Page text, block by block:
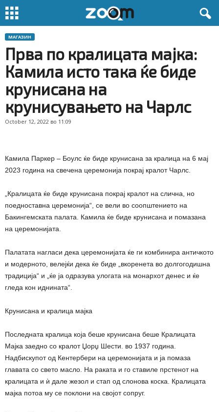
МАГАЗИН
Прва по кралицата мајка:
Камила исто така ќе биде
крунисана на
крунисувањето на Чарлс
October 12, 2022 во 11:09
Камила Паркер – Боулс ќе биде крунисана за кралица на 6 мај
2023 година на свечена церемонија покрај кралот Чарлс.
„Кралицата ќе биде крунисана покрај кралот на слична, но
поедноставна церемонија“, се вели во соопштението на
Бакингемската палата. Камила ќе биде крунисана и помазана
на церемонијата.
Палатата нагласи дека церемонијата ќе ги комбинира античкото
и модерното, велејќи дека ќе биде „вкоренета во долгогодишна
традиција“ и „ќе ја одразува улогата на монархот денес и ќе
гледа кон иднината“.
Крунисана и кралица мајка
Последната кралица која беше крунисана беше Кралицата
Мајка заедно со кралот Џорџ Шести. во 1937 година.
Надбискупот од Кентербери на церемонијата и ја помаза
главата со свето масло. На раката и го ставиле прстенот на
кралицата и ѝ дале жезол и стап од слонова коска. Кралицата
мајка потоа му се поклони на својот сопруг.